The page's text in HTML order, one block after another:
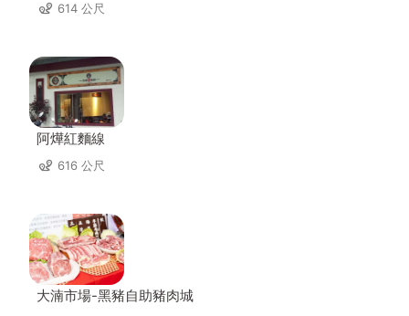
614 公尺
阿燁紅麵線
616 公尺
大湳市場-黑豬自助豬肉城